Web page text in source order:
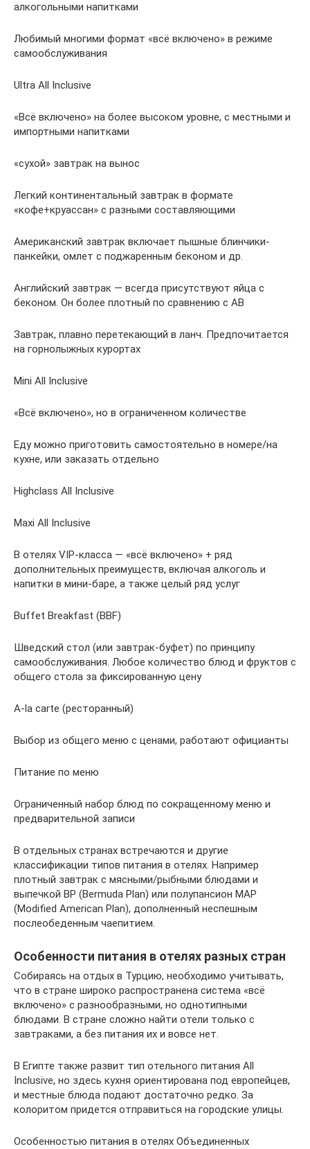
алкогольными напитками
Любимый многими формат «всё включено» в режиме
самообслуживания
Ultra All Inclusive
«Всё включено» на более высоком уровне, с местными и
импортными напитками
«сухой» завтрак на вынос
Легкий континентальный завтрак в формате
«кофе+круассан» с разными составляющими
Американский завтрак включает пышные блинчики-
панкейки, омлет с поджаренным беконом и др.
Английский завтрак — всегда присутствуют яйца с
беконом. Он более плотный по сравнению с AB
Завтрак, плавно перетекающий в ланч. Предпочитается
на горнолыжных курортах
Mini All Inclusive
«Всё включено», но в ограниченном количестве
Еду можно приготовить самостоятельно в номере/на
кухне, или заказать отдельно
Highclass All Inclusive
Maxi All Inclusive
В отелях VIP-класса — «всё включено» + ряд
дополнительных преимуществ, включая алкоголь и
напитки в мини-баре, а также целый ряд услуг
Buffet Breakfast (BBF)
Шведский стол (или завтрак-буфет) по принципу
самообслуживания. Любое количество блюд и фруктов с
общего стола за фиксированную цену
A-la carte (ресторанный)
Выбор из общего меню с ценами, работают официанты
Питание по меню
Ограниченный набор блюд по сокращенному меню и
предварительной записи
В отдельных странах встречаются и другие
классификации типов питания в отелях. Например
плотный завтрак с мясными/рыбными блюдами и
выпечкой BP (Bermuda Plan) или полупансион MAP
(Modified American Plan), дополненный неспешным
послеобеденным чаепитием.
Особенности питания в отелях разных стран
Собираясь на отдых в Турцию, необходимо учитывать,
что в стране широко распространена система «всё
включено» с разнообразными, но однотипными
блюдами. В стране сложно найти отели только с
завтраками, а без питания их и вовсе нет.
В Египте также развит тип отельного питания All
Inclusive, но здесь кухня ориентирована под европейцев,
и местные блюда подают достаточно редко. За
колоритом придется отправиться на городские улицы.
Особенностью питания в отелях Объединенных